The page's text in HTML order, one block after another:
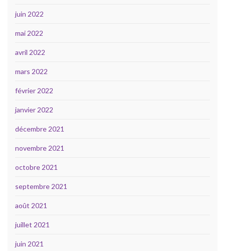
juin 2022
mai 2022
avril 2022
mars 2022
février 2022
janvier 2022
décembre 2021
novembre 2021
octobre 2021
septembre 2021
août 2021
juillet 2021
juin 2021